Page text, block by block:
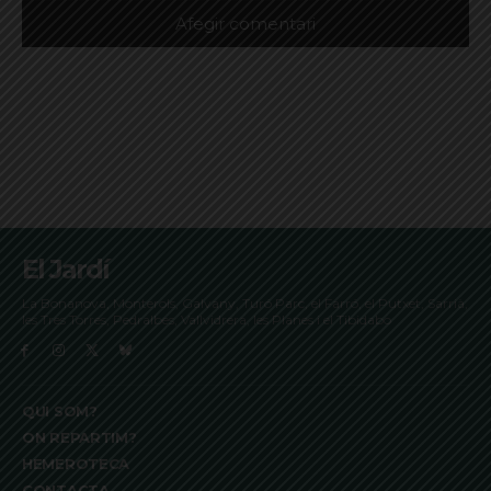
El Jardí
La Bonanova, Monterols, Galvany, Turó Parc, el Farró, el Putxet, Sarrià,
les Tres Torres, Pedralbes, Vallvidrera, les Planes i el Tibidabo
QUI SOM?
ON REPARTIM?
HEMEROTECA